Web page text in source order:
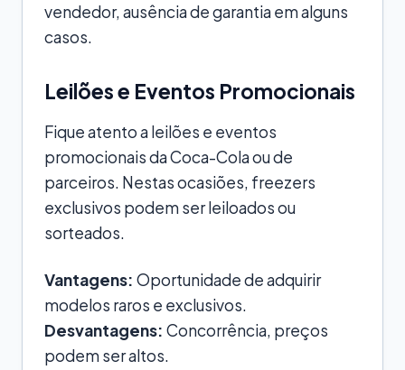
vendedor, ausência de garantia em alguns
casos.
Leilões e Eventos Promocionais
Fique atento a leilões e eventos
promocionais da Coca-Cola ou de
parceiros. Nestas ocasiões, freezers
exclusivos podem ser leiloados ou
sorteados.
Vantagens: Oportunidade de adquirir
modelos raros e exclusivos.
Desvantagens: Concorrência, preços
podem ser altos.